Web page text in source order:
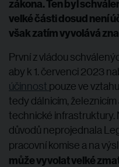
zákona. Ten byl
velké části dosud není
však zatím vyvolává
První z vládou
aby k 1. červenci 2023
účinnost pouze ve
tedy dálnicím,
technické infrastruktury.
důvodů neprojednala
pracovní komise a na
může vyvolat velké